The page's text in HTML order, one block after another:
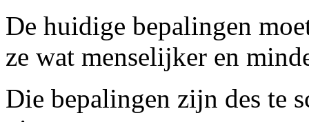
De huidige bepalingen
ze wat menselijker en
Die bepalingen zijn des te